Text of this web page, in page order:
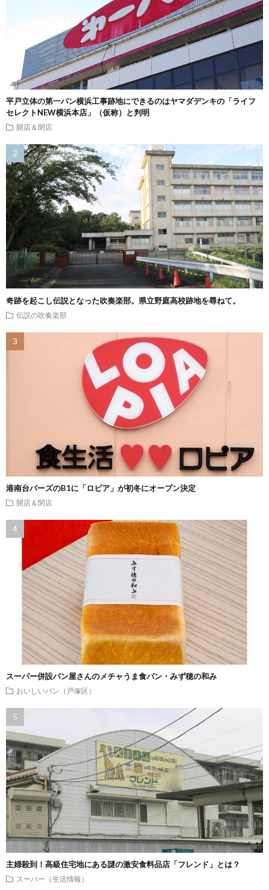
平戸立体の第一パン横浜工事跡地にできるのはヤマダデンキの「ライフ
セレクトNEW横浜本店」（仮称）と判明
開店＆閉店
奇跡を起こし伝説となった吹奏楽部。県立野庭高校跡地を尋ねて。
伝説の吹奏楽部
港南台バーズのB1に「ロピア」が初冬にオープン決定
開店＆閉店
スーパー併設パン屋さんのメチャうま食パン・みず穂の和み
おいしいパン（戸塚区）
主婦殺到！高級住宅地にある謎の激安食料品店「フレンド」とは？
スーパー（生活情報）